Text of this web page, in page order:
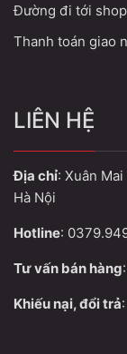
Đường đi tới shop
Thanh toán giao
LIÊN HỆ
Địa chỉ: Xuân
Hà Nội
Hotline:
Tư vấn bán hàng
Khiếu nại, đổi trả